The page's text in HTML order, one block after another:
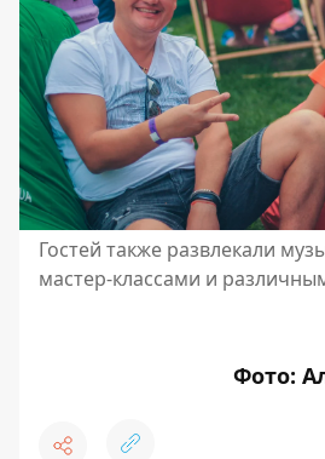
Гостей также развлекали
мастер-классами и
Фото: